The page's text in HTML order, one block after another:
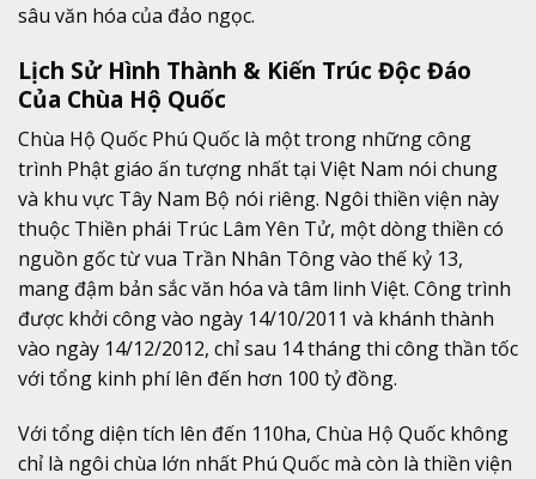
sâu văn hóa của đảo ngọc.
Lịch Sử Hình Thành & Kiến Trúc Độc Đáo
Của Chùa Hộ Quốc
Chùa Hộ Quốc Phú Quốc là một trong những công
trình Phật giáo ấn tượng nhất tại Việt Nam nói chung
và khu vực Tây Nam Bộ nói riêng. Ngôi thiền viện này
thuộc Thiền phái Trúc Lâm Yên Tử, một dòng thiền có
nguồn gốc từ vua Trần Nhân Tông vào thế kỷ 13,
mang đậm bản sắc văn hóa và tâm linh Việt. Công trình
được khởi công vào ngày 14/10/2011 và khánh thành
vào ngày 14/12/2012, chỉ sau 14 tháng thi công thần tốc
với tổng kinh phí lên đến hơn 100 tỷ đồng.
Với tổng diện tích lên đến 110ha, Chùa Hộ Quốc không
chỉ là ngôi chùa lớn nhất Phú Quốc mà còn là thiền viện